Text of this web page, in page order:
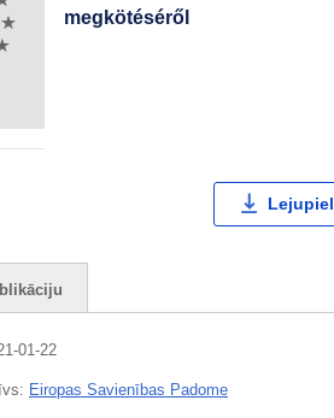
megkötéséről
01-22
Eiropas Savienības Padome